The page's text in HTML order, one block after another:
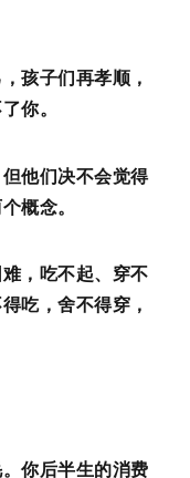
孩子们再孝顺，
你。
他们决不会觉得
概念。
，吃不起、穿不
吃，舍不得穿，
你后半生的消费